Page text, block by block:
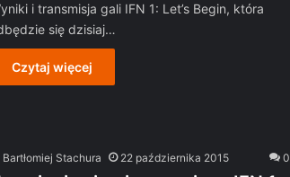
i transmisja gali IFN 1: Let’s Begin, która
się dzisiaj…
Czytaj więcej
Bartłomiej Stachura 22 października 2015 0